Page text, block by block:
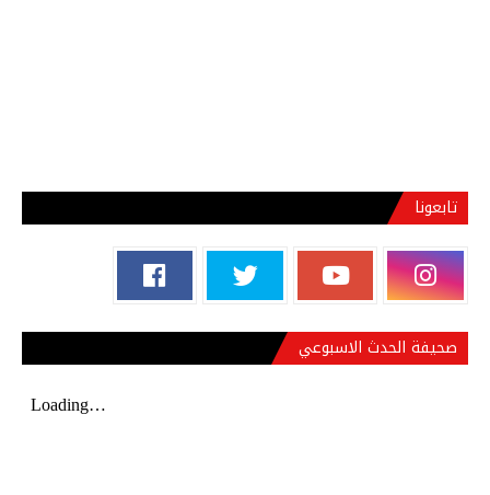
تابعونا
صحيفة الحدث الاسبوعي